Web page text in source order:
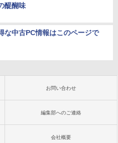
醍醐味
な中古PC情報はこのページで
お問い合わせ
編集部へのご連絡
会社概要